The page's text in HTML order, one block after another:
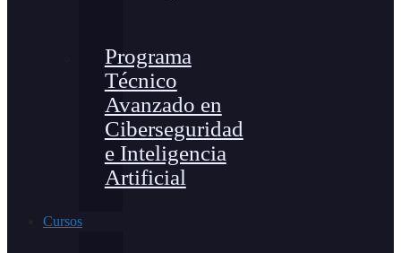
Programa
Técnico
Avanzado en
Ciberseguridad
e Inteligencia
Artificial
Cursos